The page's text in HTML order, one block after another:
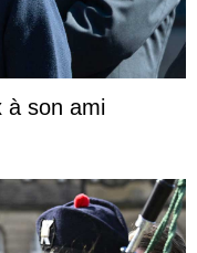
à son ami